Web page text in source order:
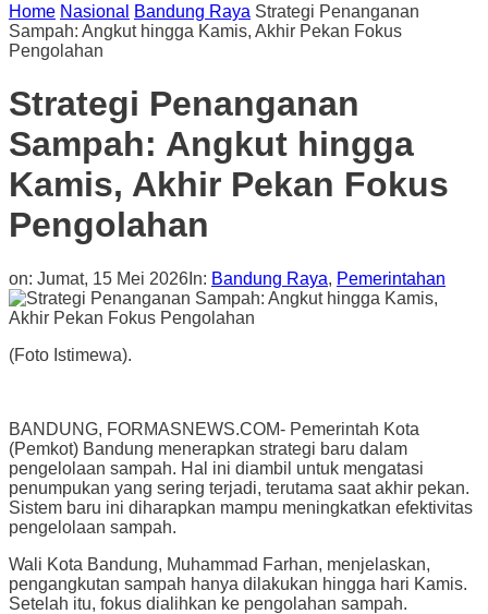
Home Nasional Bandung Raya Strategi Penanganan
Sampah: Angkut hingga Kamis, Akhir Pekan Fokus
Pengolahan
Strategi Penanganan
Sampah: Angkut hingga
Kamis, Akhir Pekan Fokus
Pengolahan
on: Jumat, 15 Mei 2026 In: Bandung Raya, Pemerintahan
(Foto Istimewa).
BANDUNG, FORMASNEWS.COM- Pemerintah Kota
(Pemkot) Bandung menerapkan strategi baru dalam
pengelolaan sampah. Hal ini diambil untuk mengatasi
penumpukan yang sering terjadi, terutama saat akhir pekan.
Sistem baru ini diharapkan mampu meningkatkan efektivitas
pengelolaan sampah.
Wali Kota Bandung, Muhammad Farhan, menjelaskan,
pengangkutan sampah hanya dilakukan hingga hari Kamis.
Setelah itu, fokus dialihkan ke pengolahan sampah.